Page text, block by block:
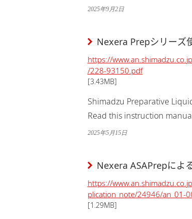
り効率化できます。  シング
2025年9月2日
Nexera Prepシリーズ
https://
/228-93150.pdf
[3.43MB]
Shimadzu Preparative
Read this instruction
2025年5月15日
Nexera ASAPrepによ
https://
plication_note/24946/an_01-
[1.29MB]